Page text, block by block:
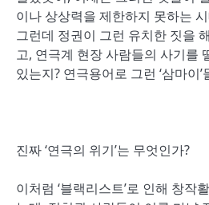
이나 상상력을 제한하지 못하는
그런데 정권이 그런 유치한 짓을
고, 연극계 현장 사람들의 사기를
있는지? 연극용어로 그런 ‘삼마이
진짜 ‘연극의 위기’는 무엇인가?
이처럼 ‘블랙리스트’로 인해 창작